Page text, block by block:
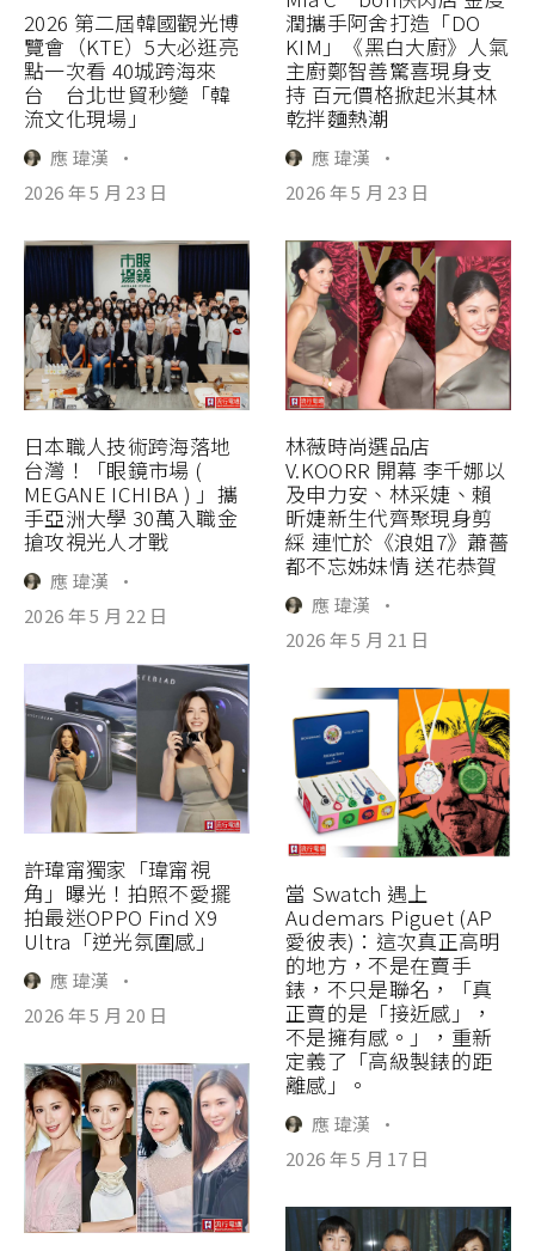
2026 第二屆韓國觀光博
覽會（KTE）5大必逛亮
點一次看 40城跨海來
台 台北世貿秒變「韓
流文化現場」
應 瑋漢
·
2026 年 5 月 23 日
日本職人技術跨海落地
台灣！「眼鏡市場 (
MEGANE ICHIBA ) 」攜
手亞洲大學 30萬入職金
搶攻視光人才戰
應 瑋漢
·
2026 年 5 月 22 日
許瑋甯獨家「瑋甯視
角」曝光！拍照不愛擺
拍最迷OPPO Find X9
Ultra「逆光氛圍感」
應 瑋漢
·
2026 年 5 月 20 日
潤攜手阿舍打造「DO
KIM」《黑白大廚》人氣
主廚鄭智善驚喜現身支
持 百元價格掀起米其林
乾拌麵熱潮
應 瑋漢
·
2026 年 5 月 23 日
林薇時尚選品店
V.KOORR 開幕 李千娜以
及申力安、林采婕、賴
昕婕新生代齊聚現身剪
綵 連忙於《浪姐7》蕭薔
都不忘姊妹情 送花恭賀
應 瑋漢
·
2026 年 5 月 21 日
當 Swatch 遇上
Audemars Piguet (AP
愛彼表)：這次真正高明
的地方，不是在賣手
錶，不只是聯名，「真
正賣的是「接近感」，
不是擁有感。」，重新
定義了「高級製錶的距
離感」。
應 瑋漢
·
2026 年 5 月 17 日